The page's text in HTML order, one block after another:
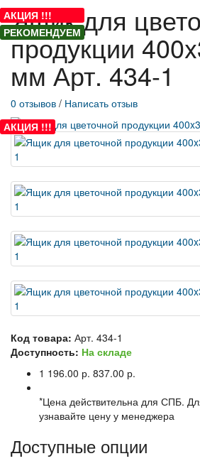
Ящик для
продукции
мм Арт. 434-1
0 отзывов / Написать отзыв
АКЦИЯ !!!
Код товара: Арт. 434-1
Доступность: На складе
1 196.00 р. 837.00 р.
*Цена действительна для СПБ.
узнавайте цену у менеджера
Доступные опции
АКЦИЯ !!!
АКЦИЯ !!!
РЕКОМЕНДУЕМ